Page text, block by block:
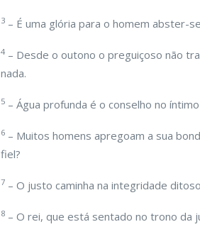
3 – É uma glória para o homem abster-
4 – Desde o outono o preguiçoso não
nada.
5 – Água profunda é o conselho no
6 – Muitos homens apregoam a sua
fiel?
7 – O justo caminha na integridade
8 – O rei, que está sentado no trono da